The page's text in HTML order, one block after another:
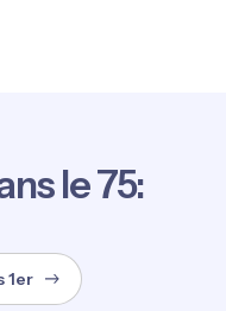
le 75:
1er